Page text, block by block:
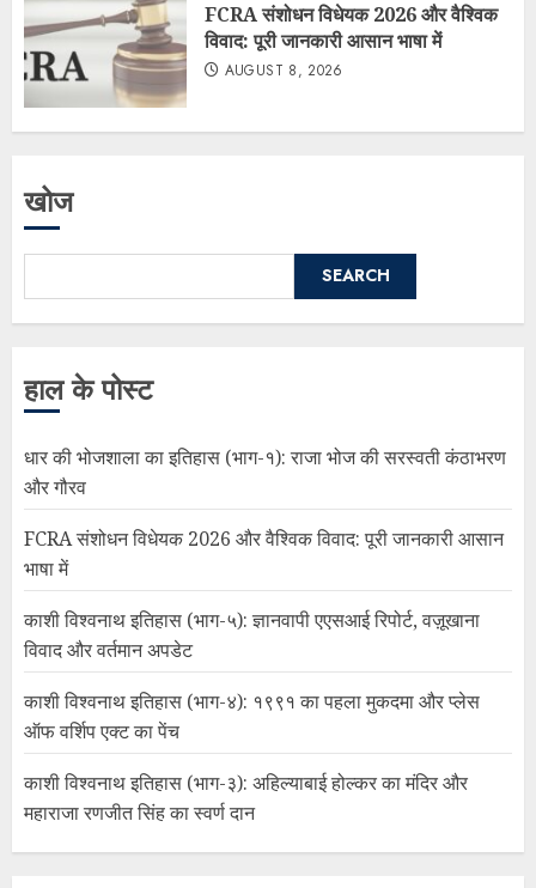
FCRA संशोधन विधेयक 2026 और वैश्विक
विवाद: पूरी जानकारी आसान भाषा में
AUGUST 8, 2026
खोज
SEARCH
हाल के पोस्ट
धार की भोजशाला का इतिहास (भाग-१): राजा भोज की सरस्वती कंठाभरण
और गौरव
FCRA संशोधन विधेयक 2026 और वैश्विक विवाद: पूरी जानकारी आसान
भाषा में
काशी विश्वनाथ इतिहास (भाग-५): ज्ञानवापी एएसआई रिपोर्ट, वज़ूखाना
विवाद और वर्तमान अपडेट
काशी विश्वनाथ इतिहास (भाग-४): १९९१ का पहला मुकदमा और प्लेस
ऑफ वर्शिप एक्ट का पेंच
काशी विश्वनाथ इतिहास (भाग-३): अहिल्याबाई होल्कर का मंदिर और
महाराजा रणजीत सिंह का स्वर्ण दान